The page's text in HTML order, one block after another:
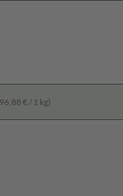
€ / 1 kg)